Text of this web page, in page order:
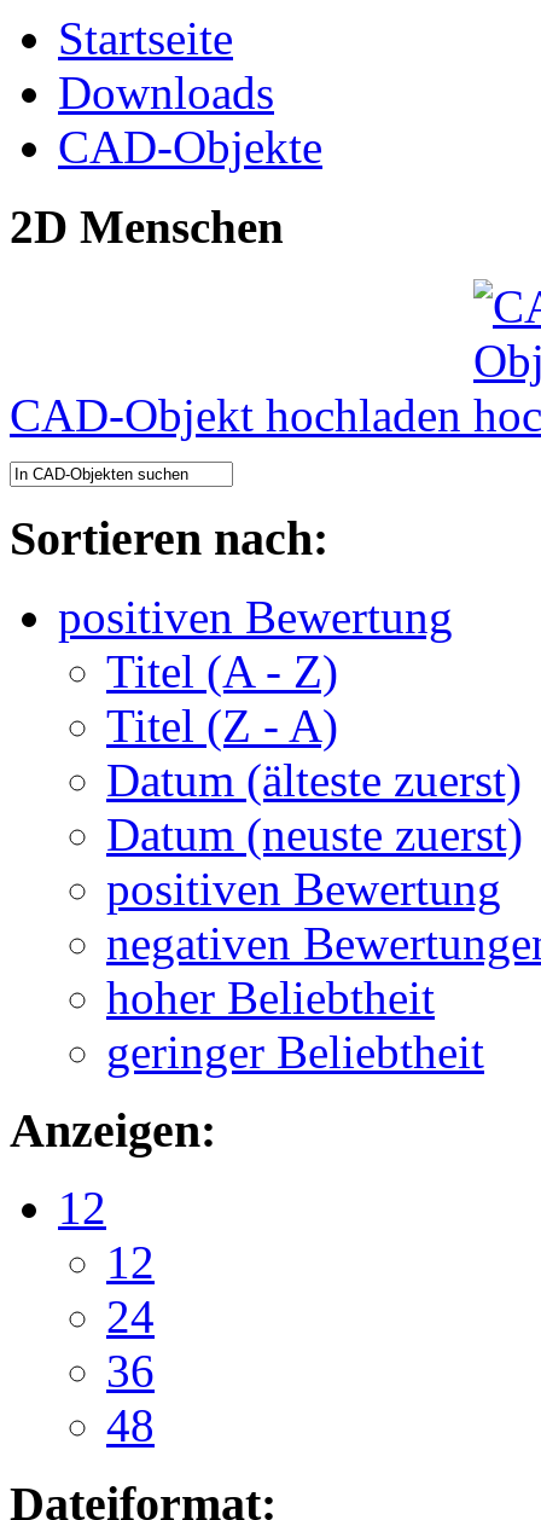
Startseite
Downloads
CAD-Objekte
2D Menschen
CAD-Objekt hochladen
Sortieren nach:
positiven Bewertung
Titel (A - Z)
Titel (Z - A)
Datum (älteste zuerst)
Datum (neuste zuerst)
positiven Bewertung
negativen
hoher Beliebtheit
geringer Beliebtheit
Anzeigen:
12
12
24
36
48
Dateiformat: